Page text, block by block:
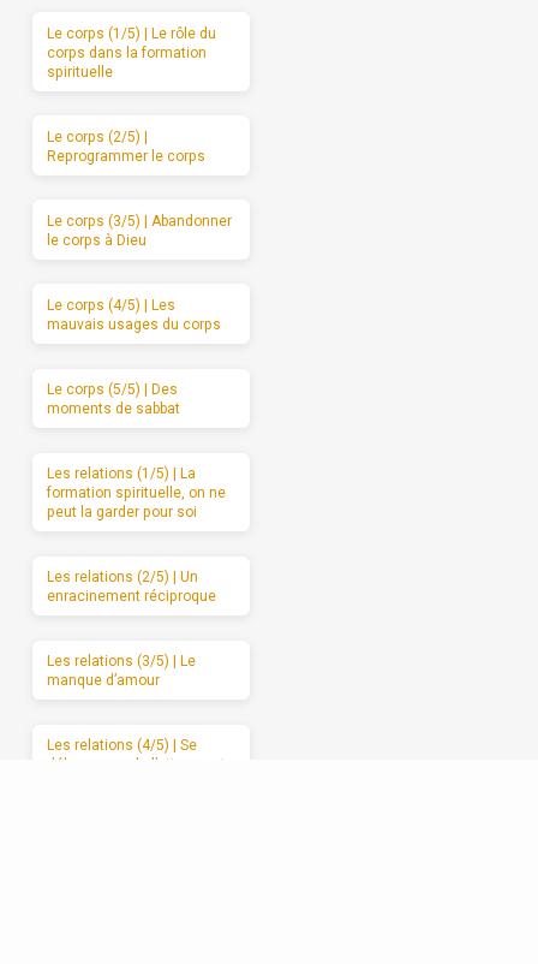
Le corps (1/5) | Le rôle du
corps dans la formation
spirituelle
Le corps (2/5) |
Reprogrammer le corps
Le corps (3/5) | Abandonner
le corps à Dieu
Le corps (4/5) | Les
mauvais usages du corps
Le corps (5/5) | Des
moments de sabbat
Les relations (1/5) | La
formation spirituelle, on ne
peut la garder pour soi
Les relations (2/5) | Un
enracinement réciproque
Les relations (3/5) | Le
manque d’amour
Les relations (4/5) | Se
débarrasser de l’attaque et